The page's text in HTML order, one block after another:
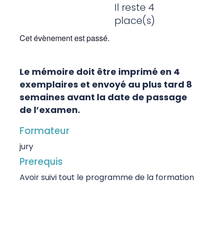
Il reste 4
place(s)
Cet évènement est passé.
Le mémoire doit être imprimé en 4
exemplaires et envoyé au plus tard 8
semaines avant la date de passage
de l’examen.
Formateur
jury
Prerequis
Avoir suivi tout le programme de la formation